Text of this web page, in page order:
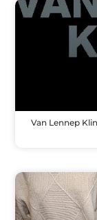
Van Lennep